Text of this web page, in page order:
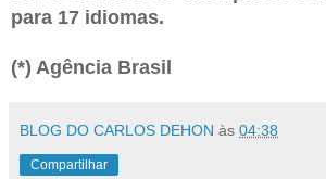
para 17 idiomas.
(*) Agência Brasil
BLOG DO CARLOS DEHON às 04:38
Compartilhar